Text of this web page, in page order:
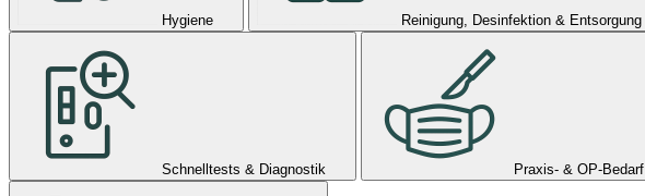
Hygiene Reinigung, Desinfektion & Entsorgung
Schnelltests & Diagnostik Praxis- & OP-Bedarf